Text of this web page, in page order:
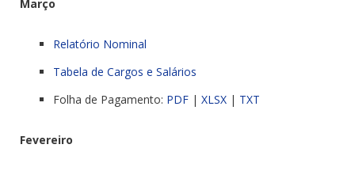
Março
Relatório Nominal
Tabela de Cargos e Salários
Folha de Pagamento: PDF | XLSX | TXT
Fevereiro